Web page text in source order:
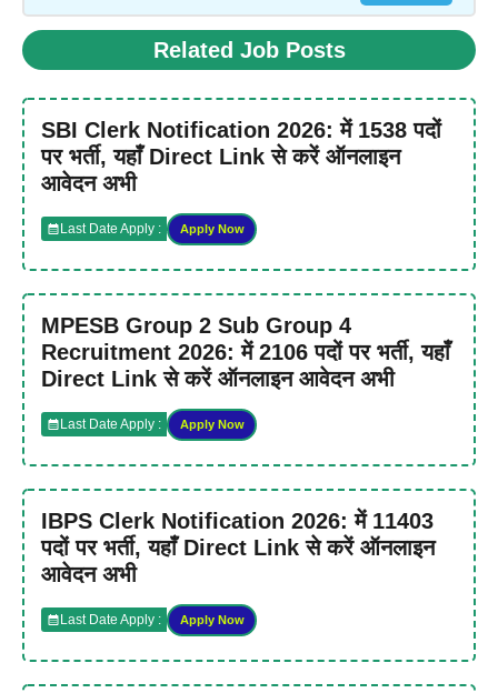
Related Job Posts
SBI Clerk Notification 2026: में 1538 पदों
पर भर्ती, यहाँ Direct Link से करें ऑनलाइन
आवेदन अभी
Last Date Apply : Apply Now
MPESB Group 2 Sub Group 4
Recruitment 2026: में 2106 पदों पर भर्ती, यहाँ
Direct Link से करें ऑनलाइन आवेदन अभी
Last Date Apply : Apply Now
IBPS Clerk Notification 2026: में 11403
पदों पर भर्ती, यहाँ Direct Link से करें ऑनलाइन
आवेदन अभी
Last Date Apply : Apply Now